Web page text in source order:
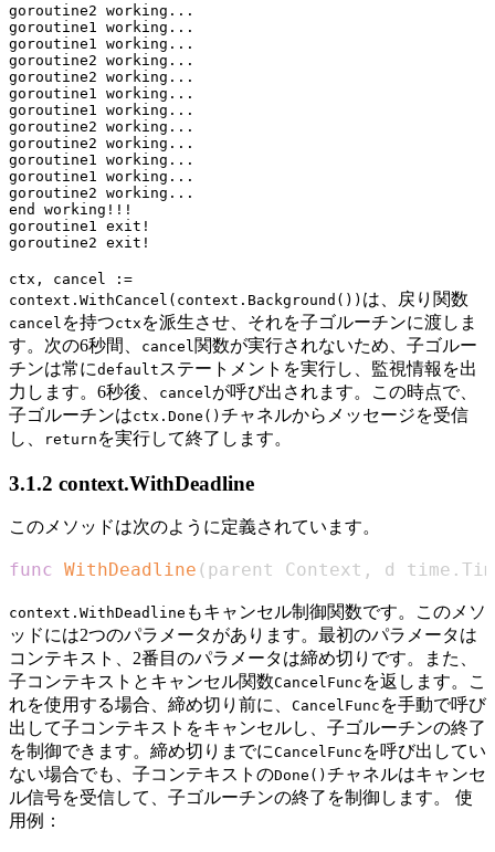
goroutine2 working...
goroutine1 working...
goroutine1 working...
goroutine2 working...
goroutine2 working...
goroutine1 working...
goroutine1 working...
goroutine2 working...
goroutine2 working...
goroutine1 working...
goroutine1 working...
goroutine2 working...
end working!!!
goroutine1 exit!
ctx, cancel :=
context.WithCancel(context.Background()) は、戻り関数
cancel を持つctx を派生させ、それを子ゴルーチンに渡しま
す。次の6秒間、
cancel 関数が実行されないため、子ゴルー
チンは常にdefault ステートメントを実行し、監視情報を出
力します。6秒後、
cancel が呼び出されます。この時点で、
子ゴルーチンはctx.Done() チャネルからメッセージを受信
し、
return を実行して終了します。
3.1.2 context.WithDeadline
このメソッドは次のように定義されています。
func WithDeadline ( parent Context , d time .
context.WithDeadline もキャンセル制御関数です。このメソ
ッドには2つのパラメータがあります。最初のパラメータは
コンテキスト、2番目のパラメータは締め切りです。また、
子コンテキストとキャンセル関数CancelFunc を返します。こ
れを使用する場合、締め切り前に、 CancelFunc を手動で呼び
出して子コンテキストをキャンセルし、子ゴルーチンの終了
を制御できます。締め切りまでにCancelFunc を呼び出してい
ない場合でも、子コンテキストのDone() チャネルはキャンセ
ル信号を受信して、子ゴルーチンの終了を制御します。 使
用例：